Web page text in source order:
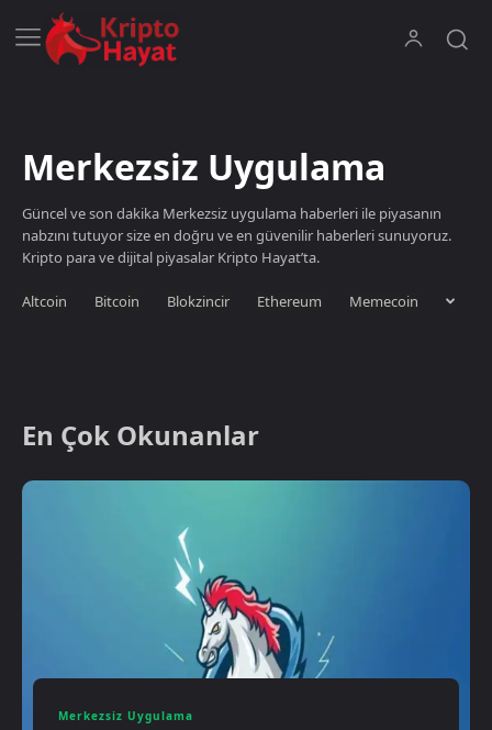
Merkezsiz Uygulama
Güncel ve son dakika Merkezsiz uygulama haberleri ile piyasanın
nabzını tutuyor size en doğru ve en güvenilir haberleri sunuyoruz.
Kripto para ve dijital piyasalar Kripto Hayat’ta.
Altcoin Bitcoin Blokzincir Ethereum Memecoin
En Çok Okunanlar
Merkezsiz Uygulama